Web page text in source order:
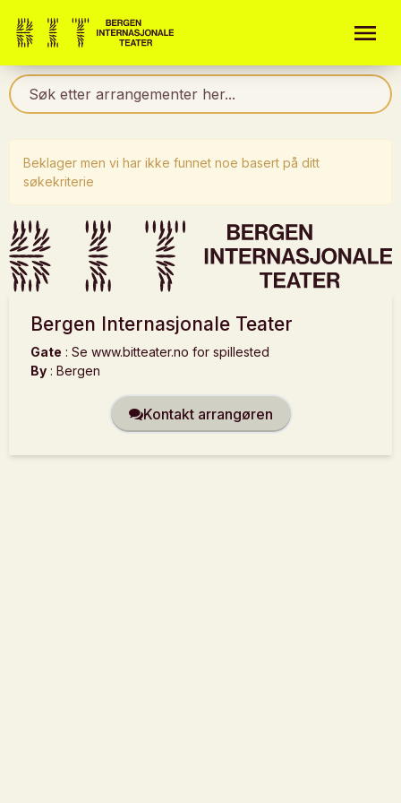
Beklager men vi har ikke funnet noe basert på ditt
søkekriterie
Bergen Internasjonale Teater
Gate : Se www.bitteater.no for spillested
By : Bergen
Kontakt arrangøren